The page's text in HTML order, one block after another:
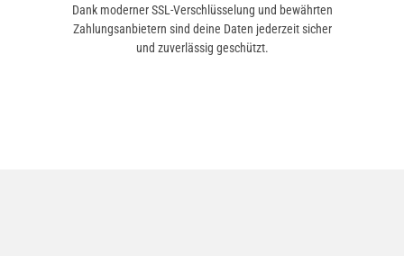
Dank moderner SSL-Verschlüsselung und bewährten
Zahlungsanbietern sind deine Daten jederzeit sicher
und zuverlässig geschützt.